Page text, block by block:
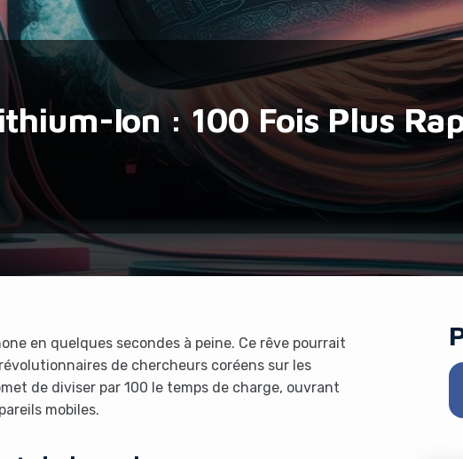
Ion : 100 Fois Plus
en quelques secondes à peine. Ce rêve pourrait
de chercheurs coréens sur les
de diviser par 100 le temps de charge, ouvrant
mobiles.